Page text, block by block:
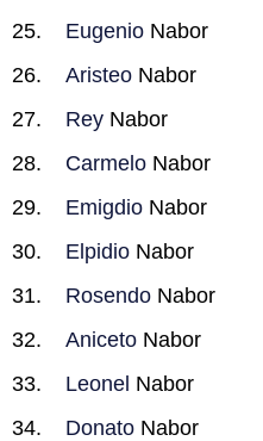
Eugenio Nabor
Aristeo Nabor
Rey Nabor
Carmelo Nabor
Emigdio Nabor
Elpidio Nabor
Rosendo Nabor
Aniceto Nabor
Leonel Nabor
Donato Nabor